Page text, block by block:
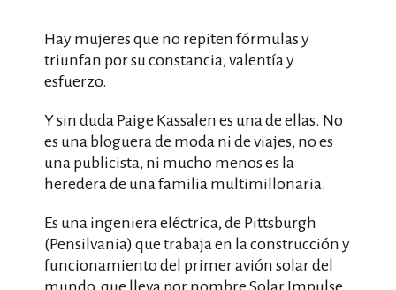
Hay mujeres que no repiten fórmulas y
triunfan por su constancia, valentía y
esfuerzo.
Y sin duda Paige Kassalen es una de ellas. No
es una bloguera de moda ni de viajes, no es
una publicista, ni mucho menos es la
heredera de una familia multimillonaria.
Es una ingeniera eléctrica, de Pittsburgh
(Pensilvania) que trabaja en la construcción y
funcionamiento del primer avión solar del
mundo, que lleva por nombre Solar Impulse